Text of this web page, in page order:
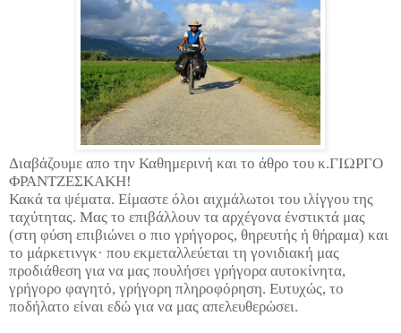
Διαβάζουμε απο την Καθημερινή και το άθρο του κ.ΓΙΩΡΓΟ
ΦΡΑΝΤΖΕΣΚΑΚΗ!
Κακά τα ψέματα. Είμαστε όλοι αιχμάλωτοι του ιλίγγου της
ταχύτητας. Μας το επιβάλλουν τα αρχέγονα ένστικτά μας
(στη φύση επιβιώνει ο πιο γρήγορος, θηρευτής ή θήραμα) και
το μάρκετινγκ· που εκμεταλλεύεται τη γονιδιακή μας
προδιάθεση για να μας πουλήσει γρήγορα αυτοκίνητα,
γρήγορο φαγητό, γρήγορη πληροφόρηση. Ευτυχώς, το
ποδήλατο είναι εδώ για να μας απελευθερώσει.